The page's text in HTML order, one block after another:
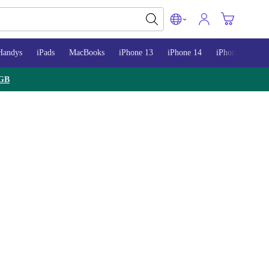
iPads MacBooks iPhone 13 iPhone 14 iPhone 15